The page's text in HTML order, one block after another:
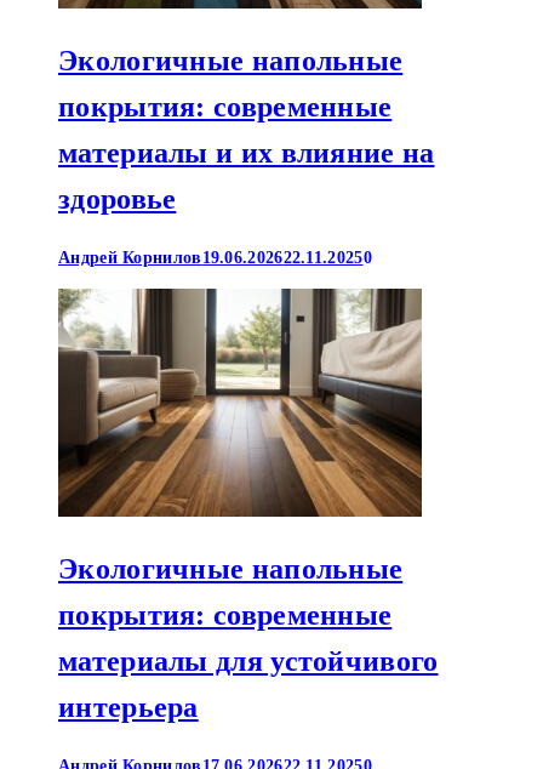
Экологичные напольные
покрытия: современные
материалы и их влияние на
здоровье
Андрей Корнилов 19.06.202622.11.20250
Экологичные напольные
покрытия: современные
материалы для устойчивого
интерьера